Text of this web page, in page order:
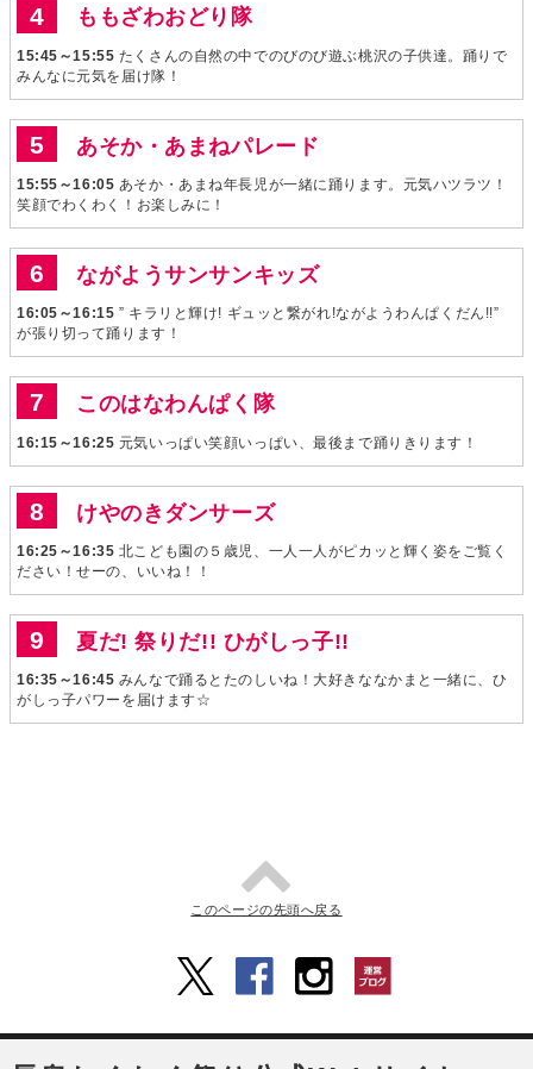
ももざわおどり隊
15:45～15:55 たくさんの自然の中でのびのび遊ぶ桃沢の子供達。踊りで
みんなに元気を届け隊！
あそか・あまねパレード
15:55～16:05 あそか・あまね年長児が一緒に踊ります。元気ハツラツ！
笑顔でわくわく！お楽しみに！
ながようサンサンキッズ
16:05～16:15 ” キラリと輝け! ギュッと繋がれ!ながようわんぱくだん!!”
が張り切って踊ります！
このはなわんぱく隊
16:15～16:25 元気いっぱい笑顔いっぱい、最後まで踊りきります！
けやのきダンサーズ
16:25～16:35 北こども園の５歳児、一人一人がピカッと輝く姿をご覧く
ださい！せーの、いいね！！
夏だ! 祭りだ!! ひがしっ子!!
16:35～16:45 みんなで踊るとたのしいね！大好きななかまと一緒に、ひ
がしっ子パワーを届けます☆
このページの先頭へ戻る